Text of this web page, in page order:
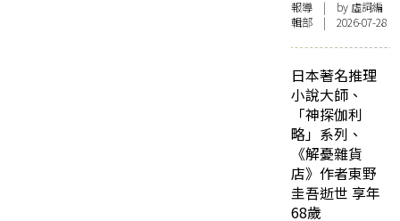
報導 | by 虛詞編
輯部 | 2026-07-28
日本著名推理
小說大師、
「神探伽利
略」系列、
《解憂雜貨
店》作者東野
圭吾逝世 享年
68歲